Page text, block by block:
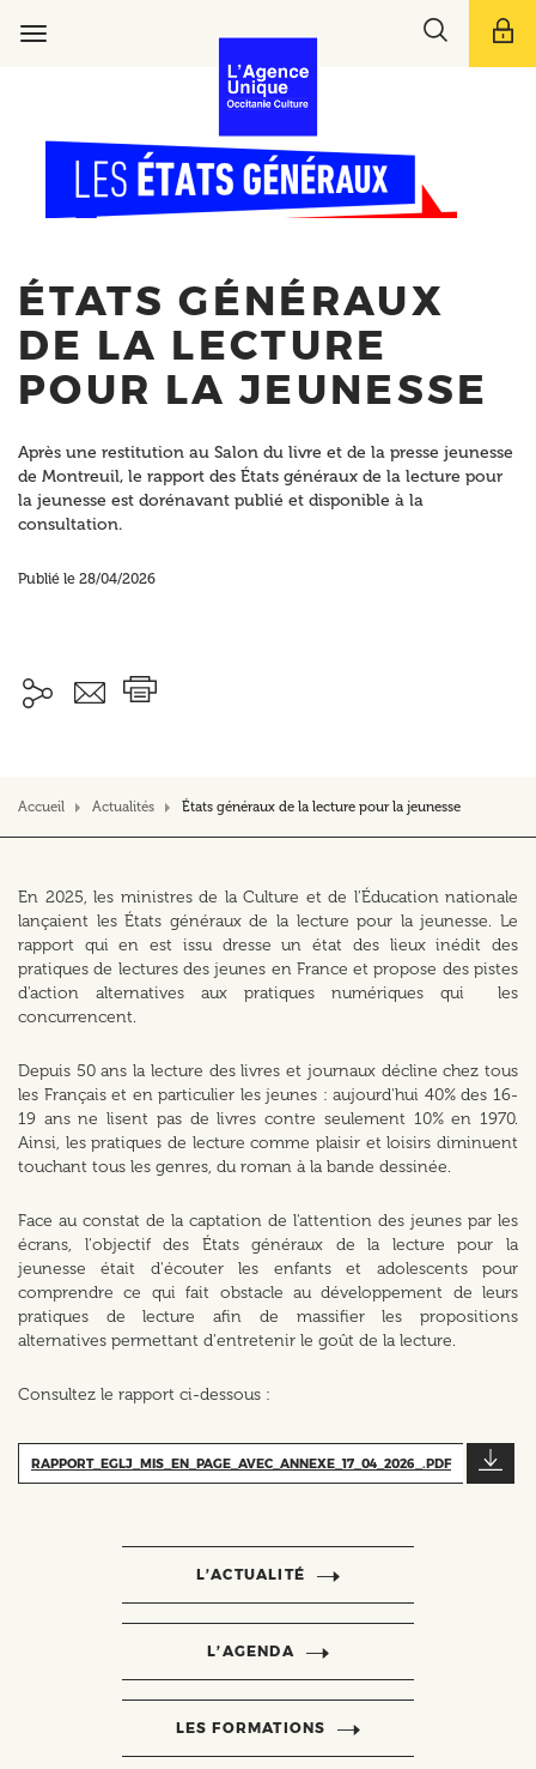
Toggle
ÉTATS GÉNÉRAUX
DE LA LECTURE
POUR LA JEUNESSE
Après une restitution au Salon du livre et de la presse jeunesse
de Montreuil, le rapport des États généraux de la lecture pour
la jeunesse est dorénavant publié et disponible à la
consultation.
Publié le 28/04/2026
Accueil Actualités États généraux de la lecture pour la jeunesse
En 2025, les ministres de la Culture et de l'Éducation nationale
lançaient les États généraux de la lecture pour la jeunesse. Le
rapport qui en est issu dresse un état des lieux inédit des
pratiques de lectures des jeunes en France et propose des pistes
d'action alternatives aux pratiques numériques qui les
concurrencent.
Depuis 50 ans la lecture des livres et journaux décline chez tous
les Français et en particulier les jeunes : aujourd'hui 40% des 16-
19 ans ne lisent pas de livres contre seulement 10% en 1970.
Ainsi, les pratiques de lecture comme plaisir et loisirs diminuent
touchant tous les genres, du roman à la bande dessinée.
Face au constat de la captation de l'attention des jeunes par les
écrans, l'objectif des États généraux de la lecture pour la
jeunesse était d'écouter les enfants et adolescents pour
comprendre ce qui fait obstacle au développement de leurs
pratiques de lecture afin de massifier les propositions
alternatives permettant d'entretenir le goût de la lecture.
Consultez le rapport ci-dessous :
RAPPORT_EGLJ_MIS_EN_PAGE_AVEC_ANNEXE_17_04_2026_.PDF
L’ACTUALITÉ
L’AGENDA
LES FORMATIONS